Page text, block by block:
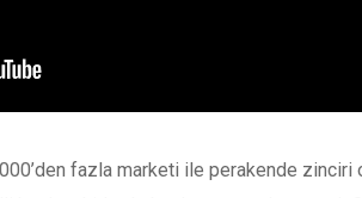
fazla marketi ile perakende zinciri